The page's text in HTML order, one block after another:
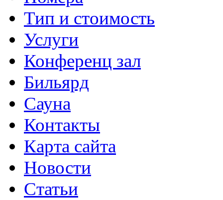
Тип и стоимость
Услуги
Конференц зал
Бильярд
Сауна
Контакты
Карта сайта
Новости
Статьи